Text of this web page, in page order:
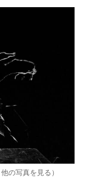
他の写真を見る ）